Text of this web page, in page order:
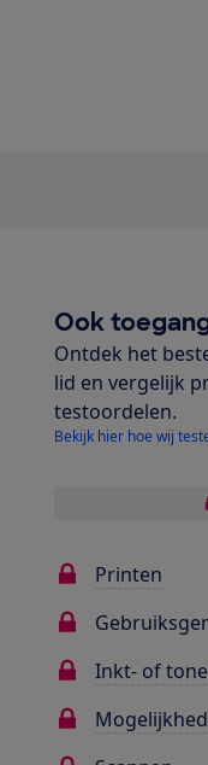
Ook
Ontdek het
lid en vergelijk
testoordelen.
Bekijk hier hoe wij
Printen
Inkt- of